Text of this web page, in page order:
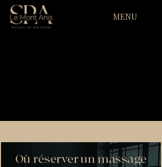
MENU
Où réserver un massage